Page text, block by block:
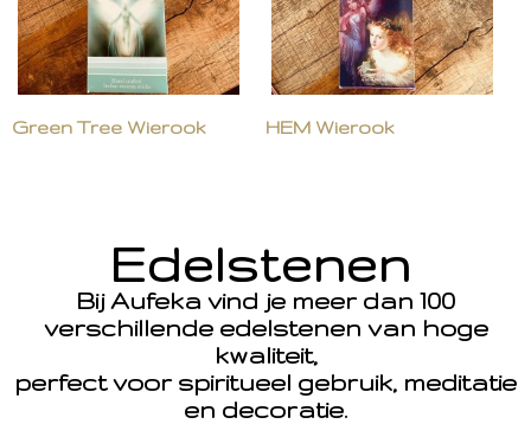
Green Tree Wierook HEM Wierook
Edelstenen
Bij Aufeka vind je meer dan 100
verschillende edelstenen van hoge
kwaliteit,
perfect voor spiritueel gebruik, meditatie
en decoratie.